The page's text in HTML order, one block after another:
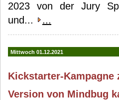
2023 von der Jury
und...
...
Mittwoch 01.12.2021
Kickstarter-Kampagne
Version von Mindbug